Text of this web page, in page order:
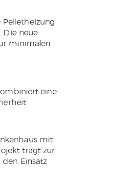
Pelletheizung
Die neue
minimalen
eine
mit
trägt zur
Einsatz